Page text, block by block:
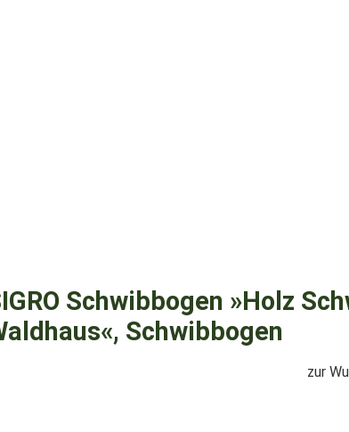
Schwibbogen »Holz
Schwibbogen
zur